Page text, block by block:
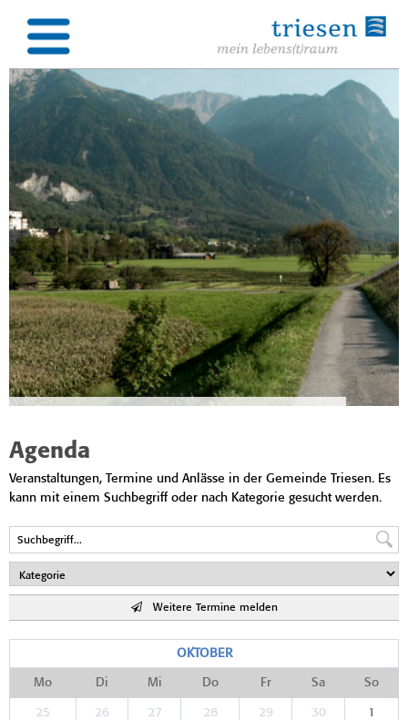
Agenda
Veranstaltungen, Termine und Anlässe in der Gemeinde Triesen. Es
kann mit einem Suchbegriff oder nach Kategorie gesucht werden.
Weitere Termine melden
OKTOBER
Mo Di Mi Do Fr Sa So
25 26 27 28 29 30 1